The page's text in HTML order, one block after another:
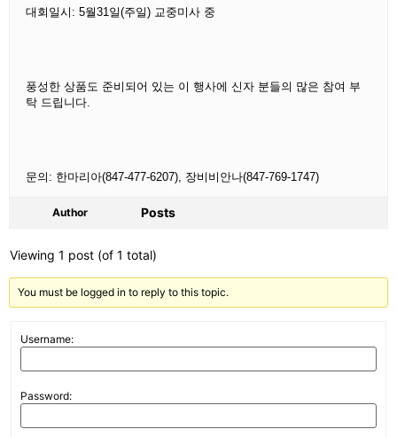
대회일시: 5월31일(주일) 교중미사 중
풍성한 상품도 준비되어 있는 이 행사에 신자 분들의 많은 참여 부
탁 드립니다.
문의: 한마리아(847-477-6207), 장비비안나(847-769-1747)
Author Posts
Viewing 1 post (of 1 total)
You must be logged in to reply to this topic.
Username:
Password: